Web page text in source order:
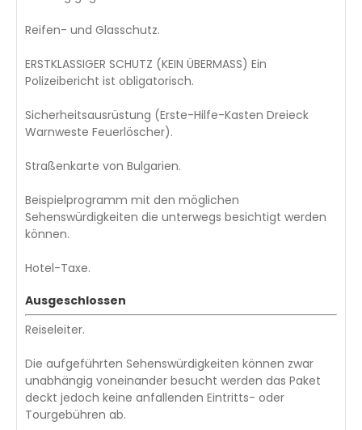
Reifen- und Glasschutz.
ERSTKLASSIGER SCHUTZ (KEIN ÜBERMASS) Ein
Polizeibericht ist obligatorisch.
Sicherheitsausrüstung (Erste-Hilfe-Kasten Dreieck
Warnweste Feuerlöscher).
Straßenkarte von Bulgarien.
Beispielprogramm mit den möglichen
Sehenswürdigkeiten die unterwegs besichtigt werden
können.
Hotel-Taxe.
Ausgeschlossen
Reiseleiter.
Die aufgeführten Sehenswürdigkeiten können zwar
unabhängig voneinander besucht werden das Paket
deckt jedoch keine anfallenden Eintritts- oder
Tourgebühren ab.